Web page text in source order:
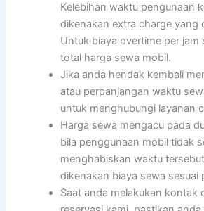
Kelebihan waktu pengunaan
dikenakan extra charge yang
Untuk biaya overtime per jam
total harga sewa mobil.
Jika anda hendak kembali
atau perpanjangan waktu
untuk menghubungi layanan
Harga sewa mengacu pada
bila penggunaan mobil tidak
menghabiskan waktu
dikenakan biaya sewa sesuai
Saat anda melakukan kontak